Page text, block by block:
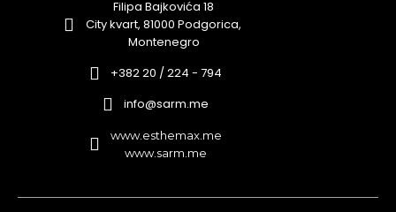
Filipa Bajkovića 18
City kvart, 81000 Podgorica,
Montenegro
+382 20 / 224 - 794
info@sarm.me
www.esthemax.me
www.sarm.me